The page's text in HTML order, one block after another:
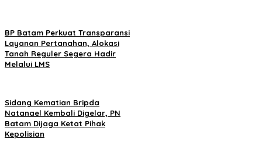
BP Batam Perkuat Transparansi
Layanan Pertanahan, Alokasi
Tanah Reguler Segera Hadir
Melalui LMS
Sidang Kematian Bripda
Natanael Kembali Digelar, PN
Batam Dijaga Ketat Pihak
Kepolisian